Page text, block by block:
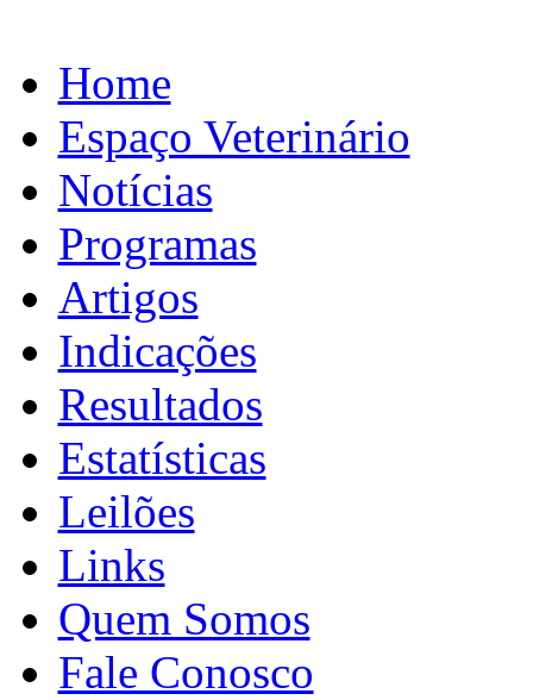
Home
Espaço Veterinário
Notícias
Programas
Artigos
Indicações
Resultados
Estatísticas
Leilões
Links
Quem Somos
Fale Conosco